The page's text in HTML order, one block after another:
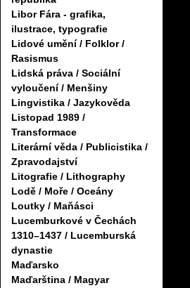
Libor Fára - grafika,
ilustrace, typografie
Lidové umění / Folklor /
Rasismus
Lidská práva / Sociální
vyloučení / Menšiny
Lingvistika / Jazykověda
Listopad 1989 /
Transformace
Literární věda / Publicistika /
Zpravodajství
Litografie / Lithography
Lodě / Moře / Oceány
Loutky / Maňásci
Lucemburkové v Čechách
1310–1437 / Lucemburská
dynastie
Maďarsko
Maďarština / Magyar